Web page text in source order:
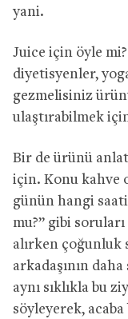
yani.
Juice için öyle
diyetisyenler,
gezmelisiniz
ulaştırabilmek
Bir de ürünü
için. Konu kahve
günün hangi
mu?” gibi
alırken çoğunluk
arkadaşının
aynı sıklıkla bu
söyleyerek,